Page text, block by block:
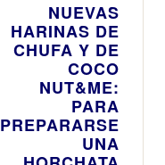
NUEVAS
HARINAS DE
CHUFA Y DE
COCO
NUT&ME:
PARA
PREPARARSE
UNA